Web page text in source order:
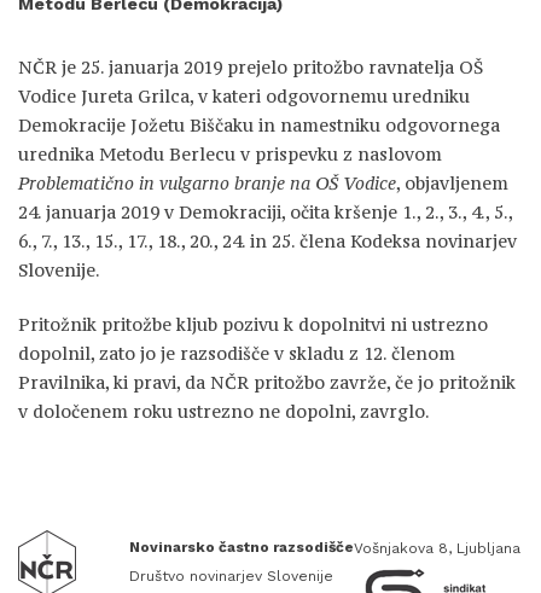
NČR je 25. januarja 2019 prejelo pritožbo ravnatelja OŠ
Vodice Jureta Grilca, v kateri odgovornemu uredniku
Demokracije Jožetu Biščaku in namestniku odgovornega
urednika Metodu Berlecu v prispevku z naslovom
Problematično in vulgarno branje na OŠ Vodice, objavljenem
24. januarja 2019 v Demokraciji, očita kršenje 1., 2., 3., 4., 5.,
6., 7., 13., 15., 17., 18., 20., 24. in 25. člena Kodeksa novinarjev
Slovenije.
Pritožnik pritožbe kljub pozivu k dopolnitvi ni ustrezno
dopolnil, zato jo je razsodišče v skladu z 12. členom
Pravilnika, ki pravi, da NČR pritožbo zavrže, če jo pritožnik
v določenem roku ustrezno ne dopolni, zavrglo.
Novinarsko častno razsodišče
Društvo novinarjev Slovenije
Vošnjakova 8, Ljubljana